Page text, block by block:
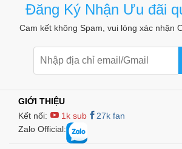
Là ổ cắm thông minh hẹn giờ cơ nên ổ
rất dễ sử dụng bất kể người nào cũng có
cắm hẹn giờ này kể cả là người già hay
Gạt công tắc về chế độ hẹn giờ
thời gian thực tế
Chọn thời gian và thời lượng hẹn giờ
cách gạt phím thời lượng xuống ( Ổ
Đăng Ký Nhận Ưu đãi
Cam kết không Spam, vui lòng xác nhận
GIỚI THIỆU
Kết nối:
1k sub
27k fan
Zalo Official: